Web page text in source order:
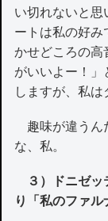
い切れないと思
ートは私の好
かせどころの
がいいよー！」
しますが、私は
趣味が違うん
な、私。
３）ドニゼッ
り「私のファル